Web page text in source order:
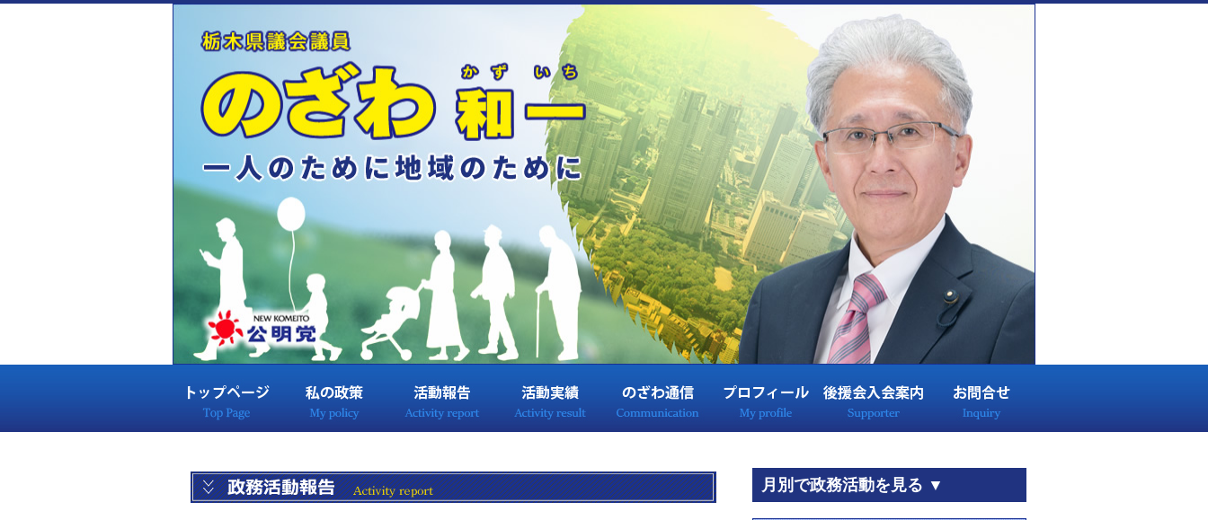
月別で政務活動を見る ▼